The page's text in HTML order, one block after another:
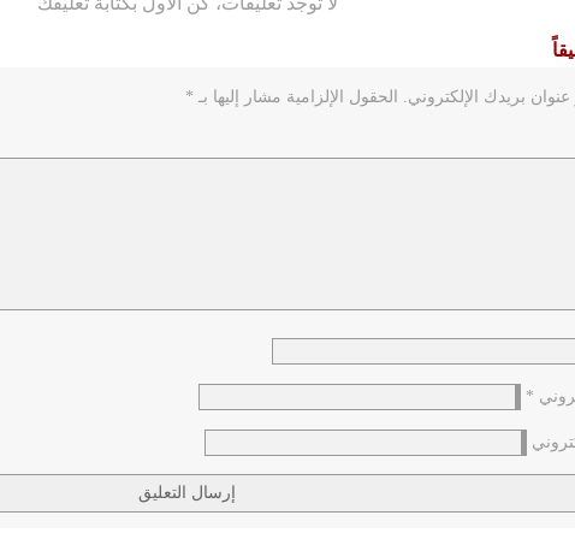
بريدك الإلكتروني. الحقول الإلزامية مشار إليها بـ *
*